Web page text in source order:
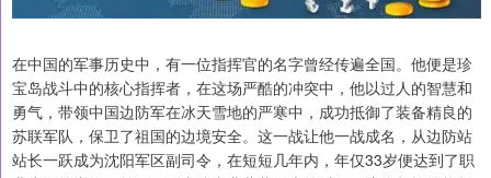
在中国的军事历史中，有一位指挥官的名字曾经传遍全国。他便是珍
宝岛战斗中的核心指挥者，在这场严酷的冲突中，他以过人的智慧和
勇气，带领中国边防军在冰天雪地的严寒中，成功抵御了装备精良的
苏联军队，保卫了祖国的边境安全。这一战让他一战成名，从边防站
站长一跃成为沈阳军区副司令，在短短几年内，年仅33岁便达到了职